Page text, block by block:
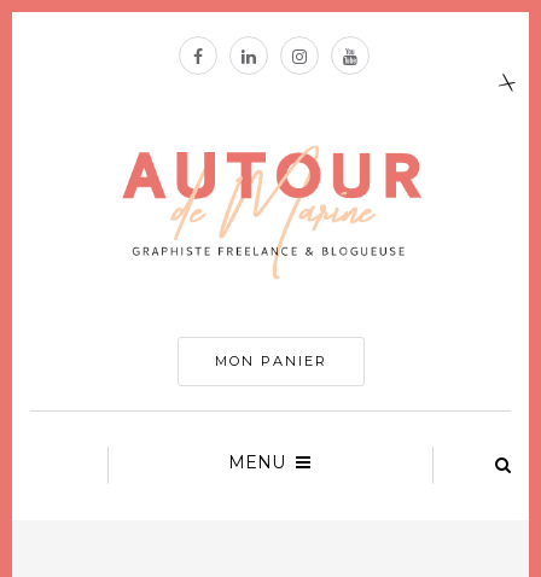
MON PANIER
MENU